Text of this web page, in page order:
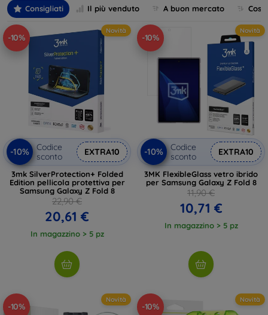
impronte, mantenendo allo stesso tempo la trasparenza e
la sensibilità al tocco dello schermo. Scegli la protezione
ideale per le tue esigenze e mantieni il tuo dispositivo come
nuovo più a lungo.
Consigliati Il più venduto A buon mercato
-10%
Novità
-10%
Codice
sconto
EXTRA10
3mk SilverProtection+ Folded
Edition pellicola protettiva per
Samsung Galaxy Z Fold 8
22,90 €
20,61 €
In magazzino > 5 pz
-10%
Novità
-10%
Codice
sconto
EXTRA10
3MK FlexibleGlass vetro ibrido
per Samsung Galaxy Z Fold 8
11,90 €
10,71 €
In magazzino > 5 pz
-10%
Novità
-10%
Novità